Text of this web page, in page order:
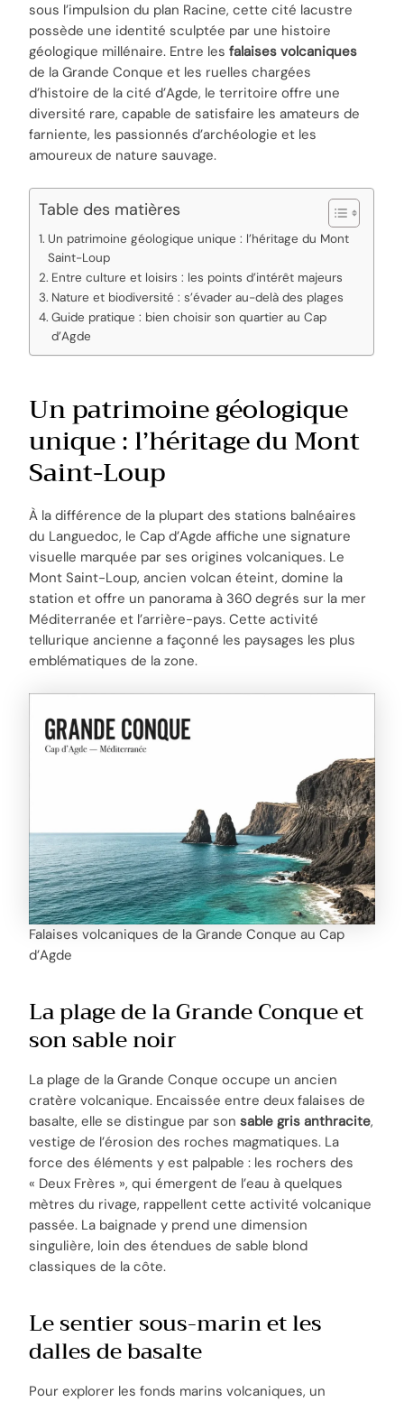
sous l’impulsion du plan Racine, cette cité lacustre
possède une identité sculptée par une histoire
géologique millénaire. Entre lesfalaises volcaniques
de la Grande Conque et les ruelles chargées
d’histoire de la cité d’Agde, le territoire offre une
diversité rare, capable de satisfaire les amateurs de
farniente, les passionnés d’archéologie et les
amoureux de nature sauvage.
Table des matières
Un patrimoine géologique unique : l’héritage du Mont
Saint-Loup
Entre culture et loisirs : les points d’intérêt majeurs
Nature et biodiversité : s’évader au-delà des plages
Guide pratique : bien choisir son quartier au Cap
d’Agde
Un patrimoine géologique
unique : l’héritage du Mont
Saint-Loup
À la différence de la plupart des stations balnéaires
du Languedoc, le Cap d’Agde affiche une signature
visuelle marquée par ses origines volcaniques. Le
Mont Saint-Loup, ancien volcan éteint, domine la
station et offre un panorama à 360 degrés sur la mer
Méditerranée et l’arrière-pays. Cette activité
tellurique ancienne a façonné les paysages les plus
emblématiques de la zone.
Falaises volcaniques de la Grande Conque au Cap
d’Agde
La plage de la Grande Conque et
son sable noir
La plage de la Grande Conque occupe un ancien
cratère volcanique. Encaissée entre deux falaises de
basalte, elle se distingue par sonsable gris anthracite,
vestige de l’érosion des roches magmatiques. La
force des éléments y est palpable : les rochers des
« Deux Frères », qui émergent de l’eau à quelques
mètres du rivage, rappellent cette activité volcanique
passée. La baignade y prend une dimension
singulière, loin des étendues de sable blond
classiques de la côte.
Le sentier sous-marin et les
dalles de basalte
Pour explorer les fonds marins volcaniques, un